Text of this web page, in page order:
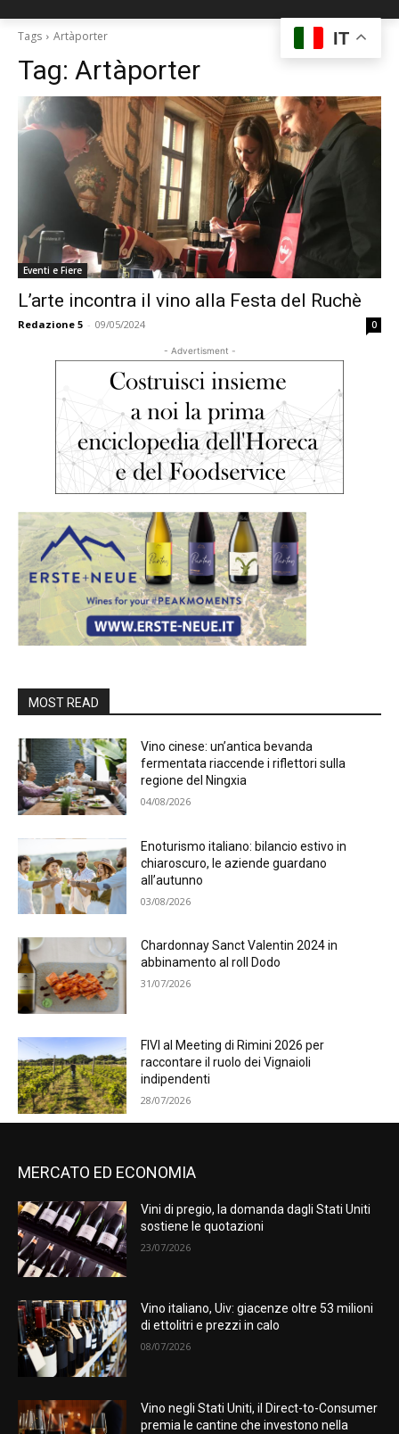
Tags Artàporter
Tag: Artàporter
Eventi e Fiere
L’arte incontra il vino alla Festa del Ruchè
Redazione 5 - 09/05/2024 0
- Advertisment -
MOST READ
Vino cinese: un’antica bevanda
fermentata riaccende i riflettori sulla
regione del Ningxia
04/08/2026
Enoturismo italiano: bilancio estivo in
chiaroscuro, le aziende guardano
all’autunno
03/08/2026
Chardonnay Sanct Valentin 2024 in
abbinamento al roll Dodo
31/07/2026
FIVI al Meeting di Rimini 2026 per
raccontare il ruolo dei Vignaioli
indipendenti
28/07/2026
MERCATO ED ECONOMIA
Vini di pregio, la domanda dagli Stati Uniti
sostiene le quotazioni
23/07/2026
Vino italiano, Uiv: giacenze oltre 53 milioni
di ettolitri e prezzi in calo
08/07/2026
Vino negli Stati Uniti, il Direct-to-Consumer
premia le cantine che investono nella
IT